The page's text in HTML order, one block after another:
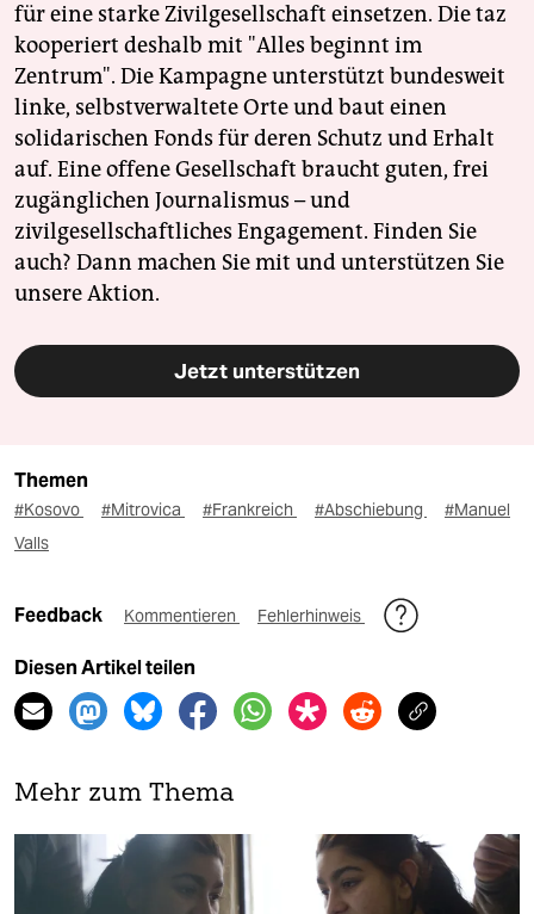
für eine starke Zivilgesellschaft einsetzen. Die taz
kooperiert deshalb mit "Alles beginnt im
Zentrum". Die Kampagne unterstützt bundesweit
linke, selbstverwaltete Orte und baut einen
solidarischen Fonds für deren Schutz und Erhalt
auf. Eine offene Gesellschaft braucht guten, frei
zugänglichen Journalismus – und
zivilgesellschaftliches Engagement. Finden Sie
auch? Dann machen Sie mit und unterstützen Sie
unsere Aktion.
Jetzt unterstützen
Themen
#Kosovo #Mitrovica #Frankreich #Abschiebung
#Manuel
Valls
Feedback Kommentieren Fehlerhinweis
Diesen Artikel teilen
Mehr zum Thema